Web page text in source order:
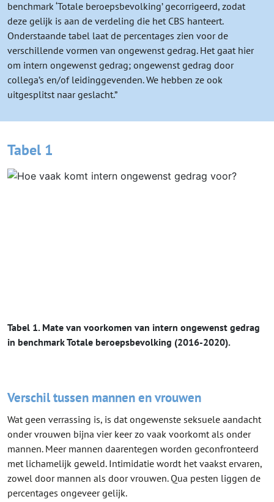
benchmark ‘Totale beroepsbevolking’ gecorrigeerd, zodat
deze gelijk is aan de verdeling die het CBS hanteert.
Onderstaande tabel laat de percentages zien voor de
verschillende vormen van ongewenst gedrag. Het gaat hier
om intern ongewenst gedrag; ongewenst gedrag door
collega’s en/of leidinggevenden. We hebben ze ook
uitgesplitst naar geslacht.”
Tabel 1
Tabel 1. Mate van voorkomen van intern ongewenst gedrag
in benchmark Totale beroepsbevolking (2016-2020).
Verschil tussen mannen en vrouwen
Wat geen verrassing is, is dat ongewenste seksuele aandacht
onder vrouwen bijna vier keer zo vaak voorkomt als onder
mannen. Meer mannen daarentegen worden geconfronteerd
met lichamelijk geweld. Intimidatie wordt het vaakst ervaren,
zowel door mannen als door vrouwen. Qua pesten liggen de
percentages ongeveer gelijk.